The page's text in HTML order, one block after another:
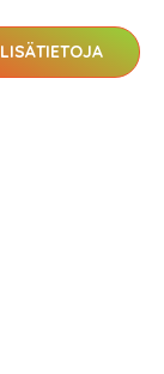
LISÄTIETOJA